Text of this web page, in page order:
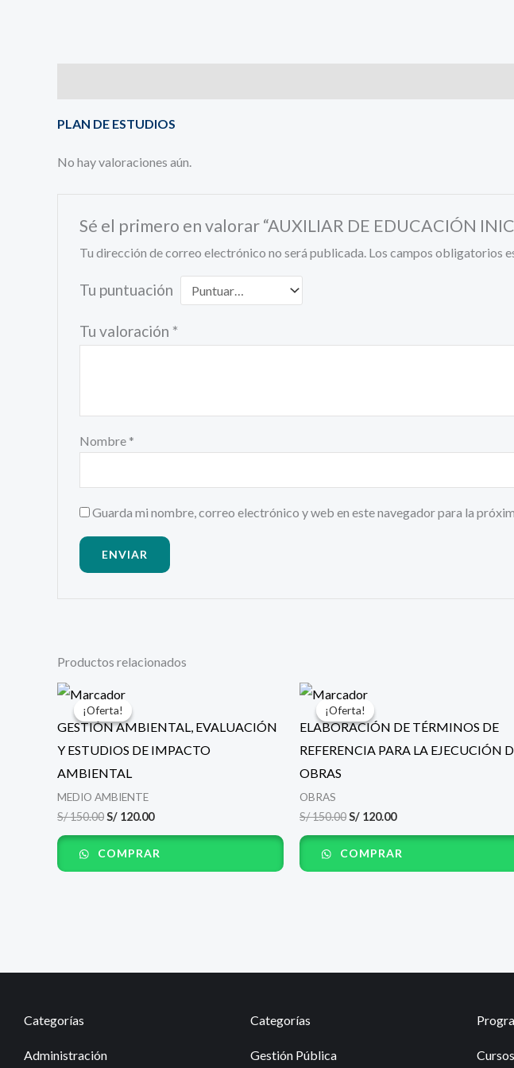
PLAN DE ESTUDIOS
No hay valoraciones aún.
Sé el primero en valorar “AUXILIAR DE EDUCACIÓN
Tu dirección de correo electrónico no será publicada. Los campos obligatorios
Tu puntuación
Tu valoración *
Nombre *
Guarda mi nombre, correo electrónico y web en este navegador para la
Productos relacionados
¡Oferta!
¡Oferta!
GESTIÓN AMBIENTAL, EVALUACIÓN
Y ESTUDIOS DE IMPACTO
AMBIENTAL
MEDIO AMBIENTE
S/150.00
El
precio
original
era:
S/ 150.00.
S/ 120.00
es:
S/ 120.00.
COMPRAR
¡Oferta!
¡Oferta!
ELABORACIÓN DE TÉRMINOS DE
REFERENCIA PARA LA EJECUCIÓN
OBRAS
OBRAS
S/150.00
El
precio
original
era:
S/ 150.00.
S/ 120.00
es:
S/ 120.00.
COMPRAR
Categorías
Administración
Categorías
Gestión Pública
Cursos